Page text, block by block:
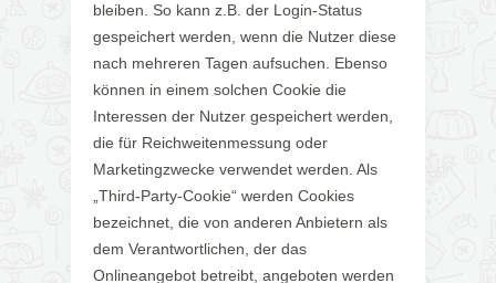
bleiben. So kann z.B. der Login-Status
gespeichert werden, wenn die Nutzer diese
nach mehreren Tagen aufsuchen. Ebenso
können in einem solchen Cookie die
Interessen der Nutzer gespeichert werden,
die für Reichweitenmessung oder
Marketingzwecke verwendet werden. Als
„Third-Party-Cookie“ werden Cookies
bezeichnet, die von anderen Anbietern als
dem Verantwortlichen, der das
Onlineangebot betreibt, angeboten werden